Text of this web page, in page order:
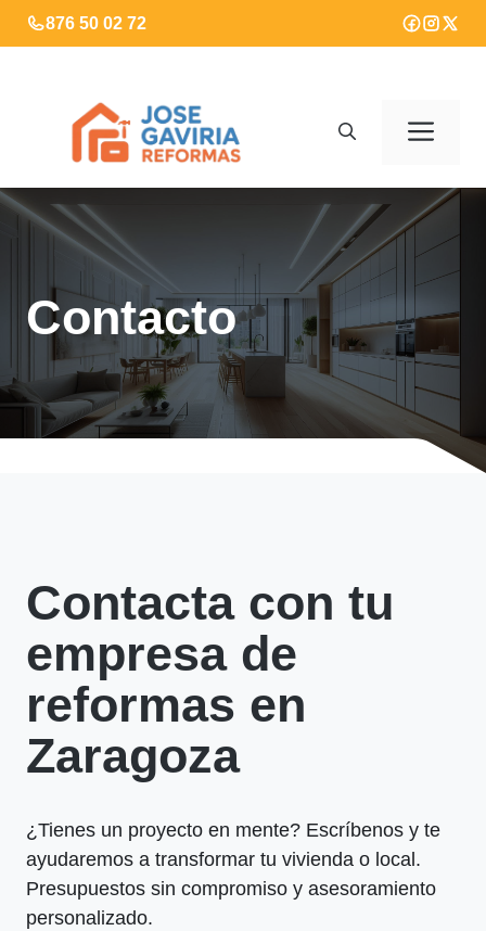
Saltar
al
876 50 02 72
Contacto
Contacta con tu
empresa de
reformas en
Zaragoza
¿Tienes un proyecto en mente? Escríbenos y te
ayudaremos a transformar tu vivienda o local.
Presupuestos sin compromiso y asesoramiento
personalizado.